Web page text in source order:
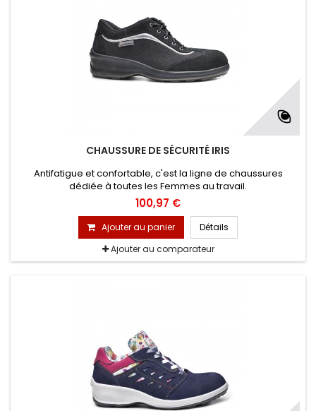
CHAUSSURE DE SÉCURITÉ IRIS
Antifatigue et confortable, c'est la ligne de chaussures
dédiée à toutes les Femmes au travail.
100,97 €
Ajouter au panier
Détails
Ajouter au comparateur